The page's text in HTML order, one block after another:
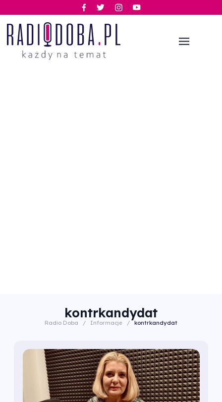
kontrkandydat
Radio Doba / Informacje / kontrkandydat